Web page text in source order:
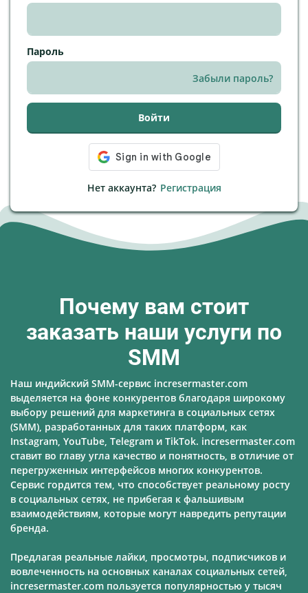
Пароль
Забыли пароль?
Войти
Нет аккаунта? Регистрация
Почему вам стоит
заказать наши услуги по
SMM
Наш индийский SMM-сервис incresermaster.com
выделяется на фоне конкурентов благодаря широкому
выбору решений для маркетинга в социальных сетях
(SMM), разработанных для таких платформ, как
Instagram, YouTube, Telegram и TikTok. incresermaster.com
ставит во главу угла качество и понятность, в отличие от
перегруженных интерфейсов многих конкурентов.
Сервис гордится тем, что способствует реальному росту
в социальных сетях, не прибегая к фальшивым
взаимодействиям, которые могут навредить репутации
бренда.
Предлагая реальные лайки, просмотры, подписчиков и
вовлеченность на основных каналах социальных сетей,
incresermaster.com пользуется популярностью у тысяч